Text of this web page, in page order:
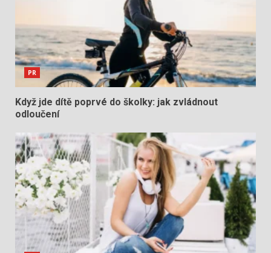
PR
Když jde dítě poprvé do školky: jak zvládnout
odloučení